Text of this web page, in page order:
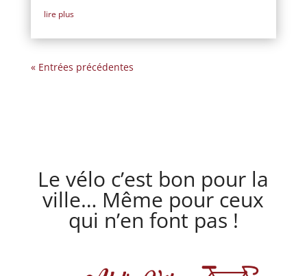
lire plus
« Entrées précédentes
Le vélo c’est bon pour la
ville… Même pour ceux
qui n’en font pas !